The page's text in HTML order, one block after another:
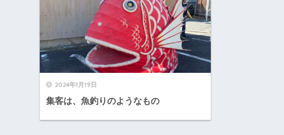
2024年1月19日
集客は、魚釣りのようなもの